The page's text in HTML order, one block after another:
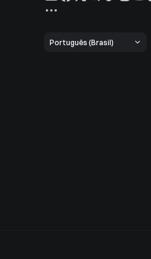
Português (Brasil)